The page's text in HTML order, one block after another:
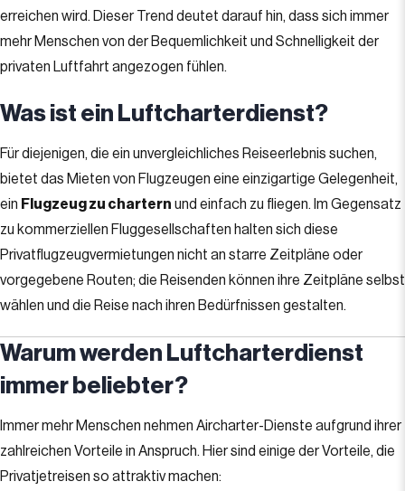
erreichen wird. Dieser Trend deutet darauf hin, dass sich immer
mehr Menschen von der Bequemlichkeit und Schnelligkeit der
privaten Luftfahrt angezogen fühlen.
Was ist ein Luftcharterdienst?
Für diejenigen, die ein unvergleichliches Reiseerlebnis suchen,
bietet das Mieten von Flugzeugen eine einzigartige Gelegenheit,
ein Flugzeug zu chartern und einfach zu fliegen. Im Gegensatz
zu kommerziellen Fluggesellschaften halten sich diese
Privatflugzeugvermietungen nicht an starre Zeitpläne oder
vorgegebene Routen; die Reisenden können ihre Zeitpläne selbst
wählen und die Reise nach ihren Bedürfnissen gestalten.
Warum werden Luftcharterdienst
immer beliebter?
Immer mehr Menschen nehmen Aircharter-Dienste aufgrund ihrer
zahlreichen Vorteile in Anspruch. Hier sind einige der Vorteile, die
Privatjetreisen so attraktiv machen: